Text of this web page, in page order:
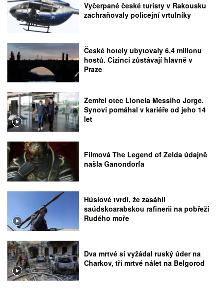
Vyčerpané české turisty v Rakousku
zachraňovaly policejní vrtulníky
České hotely ubytovaly 6,4 milionu
hostů. Cizinci zůstávají hlavně v
Praze
Zemřel otec Lionela Messiho Jorge.
Synovi pomáhal v kariéře od jeho 14
let
Filmová The Legend of Zelda údajně
našla Ganondorfa
Húsíové tvrdí, že zasáhli
saúdskoarabskou rafinerii na pobřeží
Rudého moře
Dva mrtvé si vyžádal ruský úder na
Charkov, tři mrtvé nálet na Belgorod